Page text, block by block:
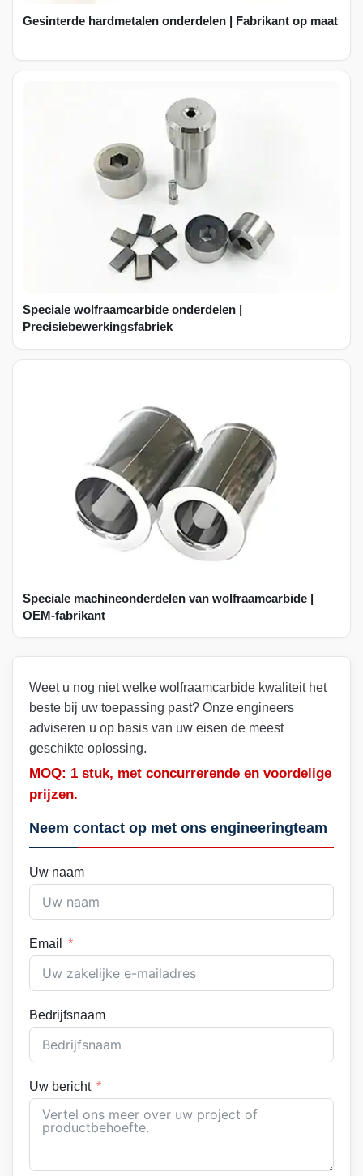
Gesinterde hardmetalen onderdelen | Fabrikant op maat
Speciale wolfraamcarbide onderdelen |
Precisiebewerkingsfabriek
Speciale machineonderdelen van wolfraamcarbide |
OEM-fabrikant
Weet u nog niet welke wolfraamcarbide kwaliteit het
beste bij uw toepassing past? Onze engineers
adviseren u op basis van uw eisen de meest
geschikte oplossing.
MOQ: 1 stuk, met concurrerende en voordelige
prijzen.
Neem contact op met ons engineeringteam
Uw naam
Email
Bedrijfsnaam
Uw bericht